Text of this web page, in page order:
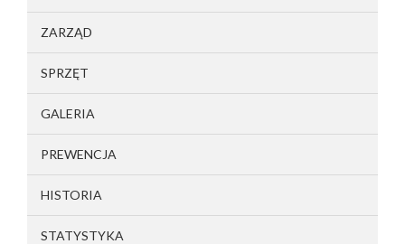
ZARZĄD
SPRZĘT
GALERIA
PREWENCJA
HISTORIA
STATYSTYKA